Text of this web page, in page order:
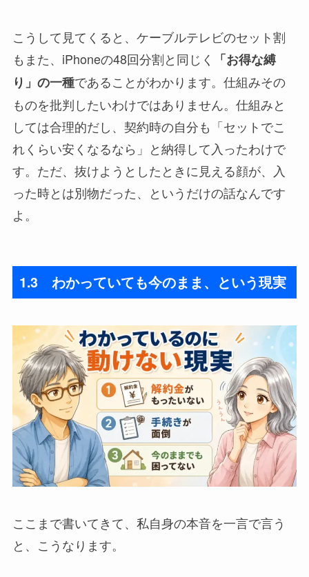
こうして見てくると、ケーブルテレビのセット割
もまた、iPhoneの48回分割と同じく
「お得な縛
り」の一種であることがわかります。仕組みその
ものを批判したいわけではありません。仕組みと
しては合理的だし、契約時の自分も「セットでこ
れくらい安くなるなら」と納得して入ったわけで
す。ただ、抜けようとしたときに見える顔が、入
った時とは別物だった、というだけの話なんです
よ。
1.3 わかっていても今のまま、という現実
ここまで書いてきて、私自身の本音を一言で言う
と、こうなります。